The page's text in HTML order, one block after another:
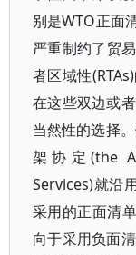
别是WTO正面
严重制约了贸
者区域性
在这些双边或
当然性的选择
架协定(the
Services)就沿
采用的正面清
向于采用负面